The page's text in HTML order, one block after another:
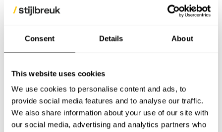
Consent Details About
This website uses cookies
We use cookies to personalise content and ads, to
provide social media features and to analyse our traffic.
We also share information about your use of our site with
our social media, advertising and analytics partners who
Transparante reviews zijn hét bewijs voor een
Door de laatste reviews over Ruysdael
tonen, kunnen we op een transparante en
relevante manier de kwaliteit en service van
de kliniek benadrukken. Dus trek zelf je
conclusies ?.